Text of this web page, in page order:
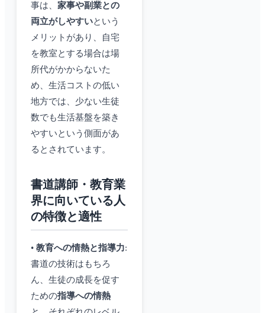
事は、 家事や副業との
両立がしやすいという
メリットがあり、自宅
を教室とする場合は場
所代がかからないた
め、生活コストの低い
地方では、少ない生徒
数でも生活基盤を築き
やすいという側面があ
るとされています。
書道講師・教育業
界に向いている人
の特徴と適性
• 教育への情熱と指導力:
書道の技術はもちろ
ん、生徒の成長を促す
ための指導への情熱